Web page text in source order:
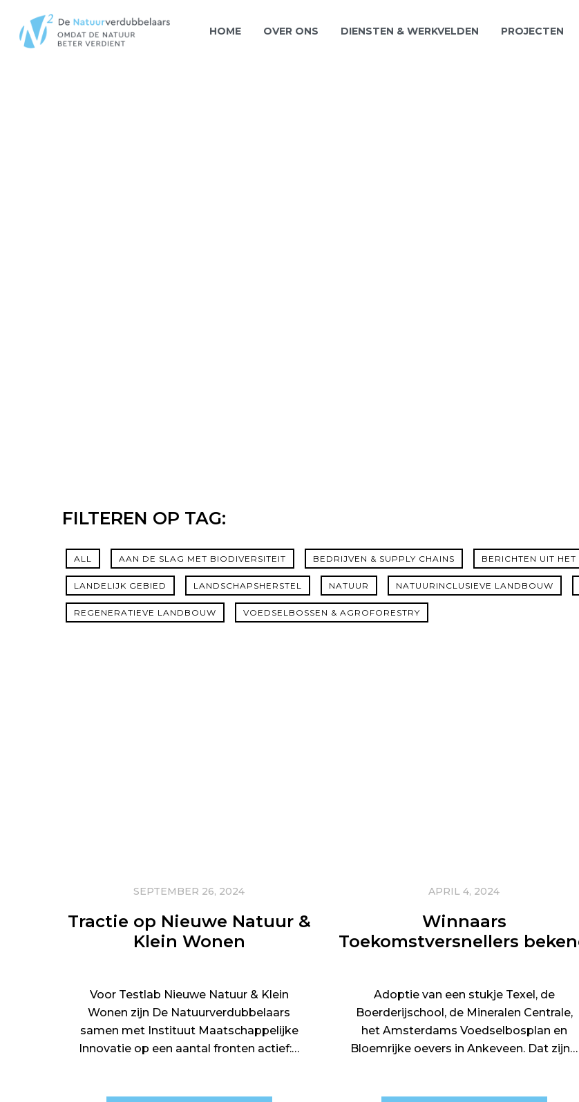
Hit enter to search or ESC to close
HOME OVER ONS DIENSTEN & WERKVELDEN PROJECTEN
FILTEREN OP TAG:
ALL AAN DE SLAG MET BIODIVERSITEIT BEDRIJVEN & SUPPLY CHAINS BERICHTEN UIT HET
LANDELIJK GEBIED LANDSCHAPSHERSTEL NATUUR NATUURINCLUSIEVE LANDBOUW
REGENERATIEVE LANDBOUW VOEDSELBOSSEN & AGROFORESTRY
SEPTEMBER 26, 2024
Tractie op Nieuwe Natuur &
Klein Wonen
Voor Testlab Nieuwe Natuur & Klein
Wonen zijn De Natuurverdubbelaars
samen met Instituut Maatschappelijke
Innovatie op een aantal fronten actief:…
APRIL 4, 2024
Winnaars
Toekomstversnellers
Adoptie van een stukje Texel, de
Boerderijschool, de Mineralen Centrale,
het Amsterdams Voedselbosplan en
Bloemrijke oevers in Ankeveen. Dat zijn…